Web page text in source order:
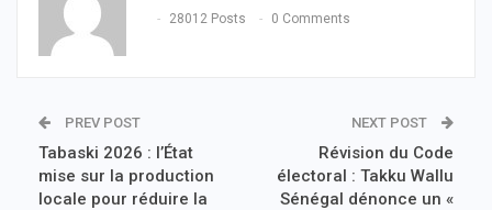
28012 Posts 0 Comments
PREV POST
Tabaski 2026 : l’État
mise sur la production
locale pour réduire la
NEXT POST
Révision du Code
électoral : Takku Wallu
Sénégal dénonce un «